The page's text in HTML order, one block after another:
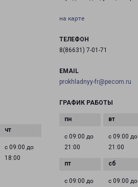
с 09:00 до
18:00
на карте
ТЕЛЕФОН
8(86631) 7-01-71
EMAIL
prokhladnyy-fr@pecom.ru
ГРАФИК РАБОТЫ
с 09:00 до
21:00
с 09:00 до
21:00
с 09:00 до
с 09:00 до